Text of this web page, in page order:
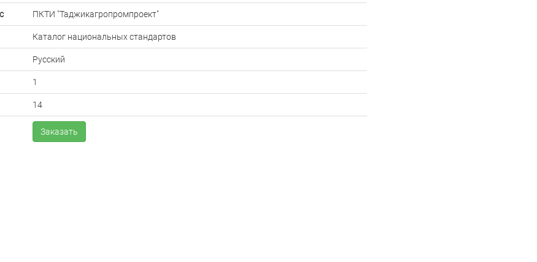
ПКТИ "Таджикагропромпроект"
Каталог национальных стандартов
Русский
1
14
Заказать